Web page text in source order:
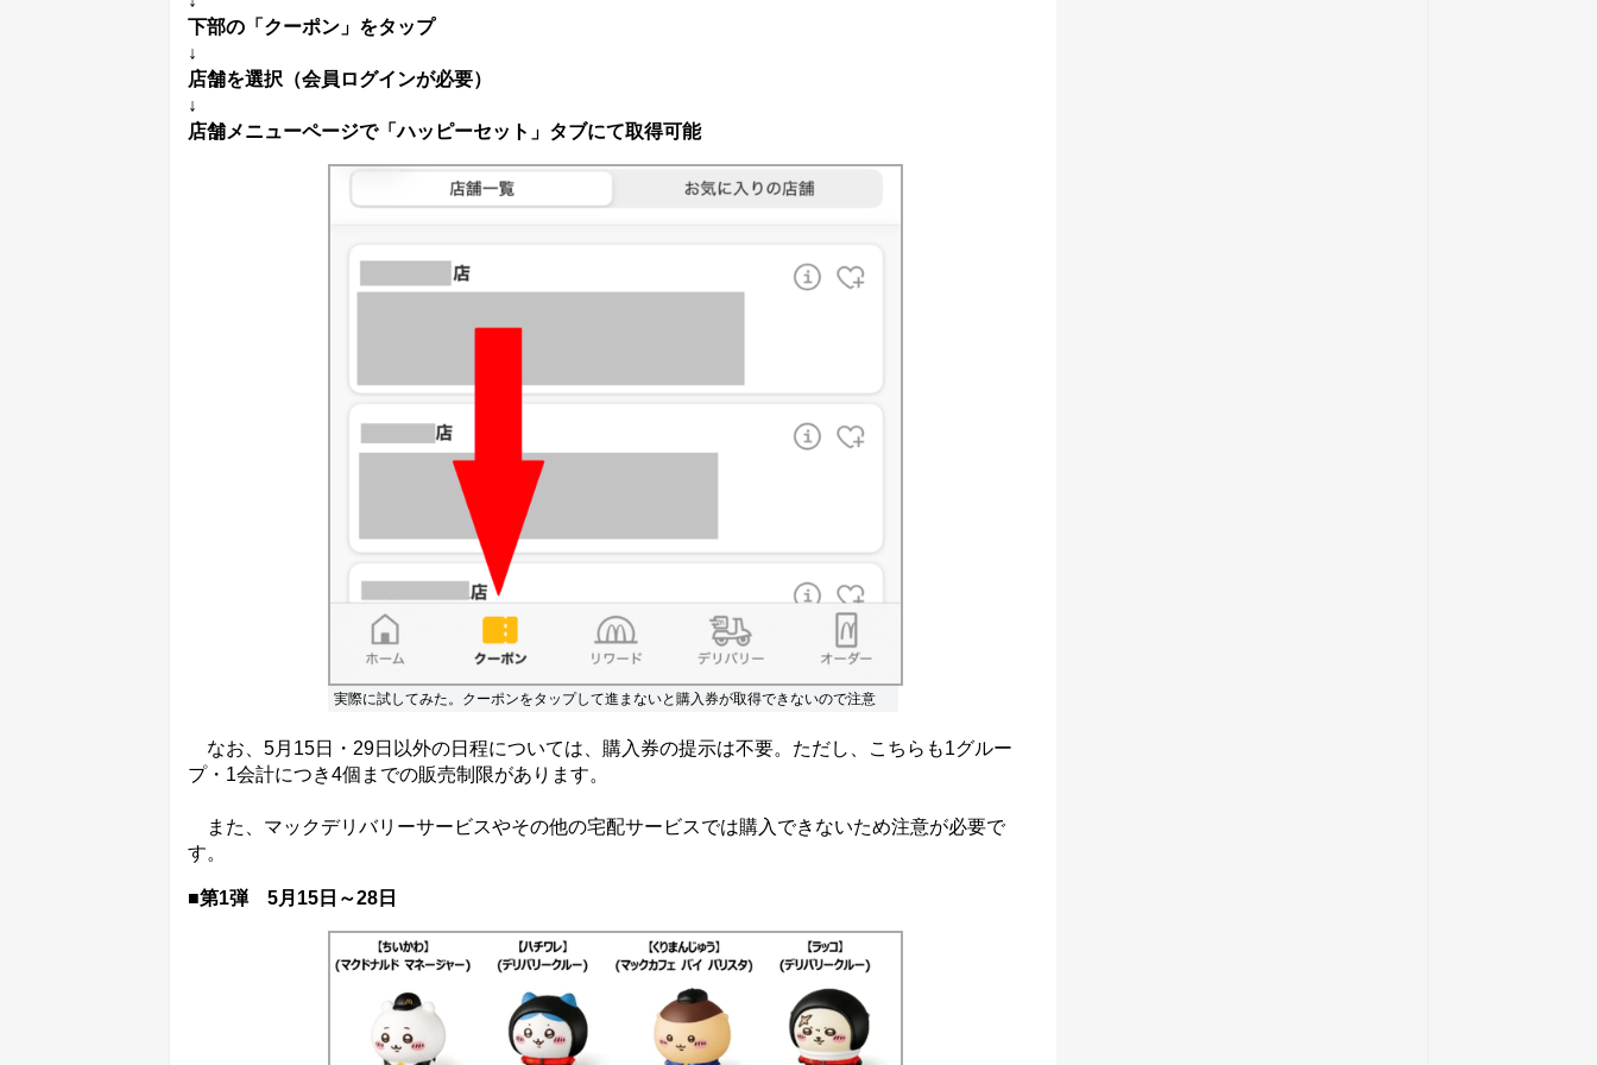
下部の「クーポン」をタップ
↓
店舗を選択（会員ログインが必要）
↓
店舗メニューページで「ハッピーセット」タブにて取得可能
実際に試してみた。クーポンをタップして進まないと購入券が取得できないので注意
なお、5月15日・29日以外の日程については、購入券の提示は不要。ただし、こちらも1グルー
プ・1会計につき4個までの販売制限があります。
また、マックデリバリーサービスやその他の宅配サービスでは購入できないため注意が必要で
す。
■第1弾 5月15日～28日